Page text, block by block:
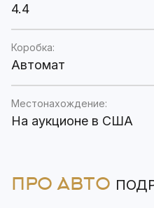
4.4
Коробка:
Автомат
Местонахождение:
На аукционе в США
ПРО АВТО